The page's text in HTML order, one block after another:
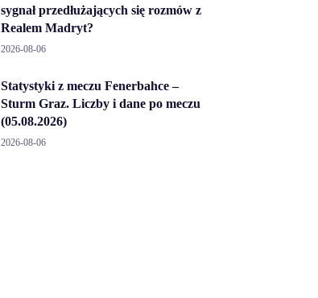
sygnał przedłużających się rozmów z
Realem Madryt?
2026-08-06
Statystyki z meczu Fenerbahce –
Sturm Graz. Liczby i dane po meczu
(05.08.2026)
2026-08-06